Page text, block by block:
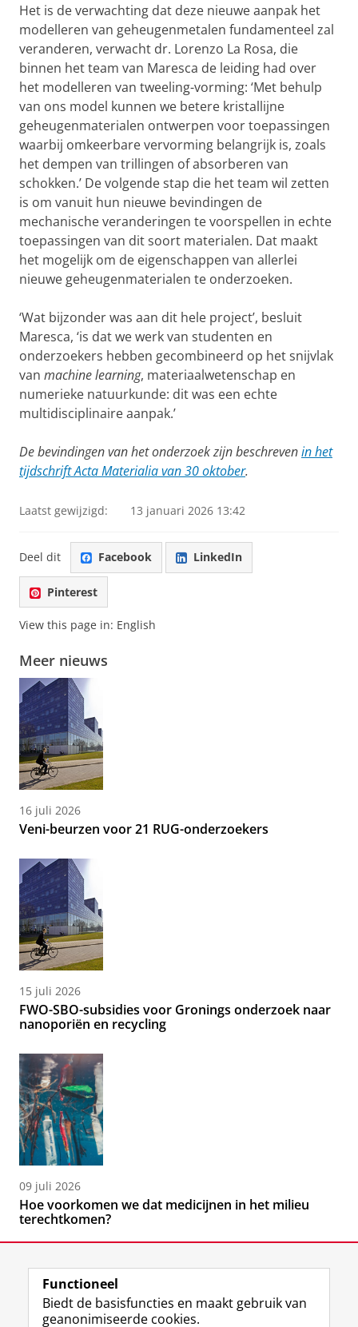
Het is de verwachting dat deze nieuwe aanpak het
modelleren van geheugenmetalen fundamenteel zal
veranderen, verwacht dr. Lorenzo La Rosa, die
binnen het team van Maresca de leiding had over
het modelleren van tweeling-vorming: ‘Met behulp
van ons model kunnen we betere kristallijne
geheugenmaterialen ontwerpen voor toepassingen
waarbij omkeerbare vervorming belangrijk is, zoals
het dempen van trillingen of absorberen van
schokken.’ De volgende stap die het team wil zetten
is om vanuit hun nieuwe bevindingen de
mechanische veranderingen te voorspellen in echte
toepassingen van dit soort materialen. Dat maakt
het mogelijk om de eigenschappen van allerlei
nieuwe geheugenmaterialen te onderzoeken.
‘Wat bijzonder was aan dit hele project’, besluit
Maresca, ‘is dat we werk van studenten en
onderzoekers hebben gecombineerd op het snijvlak
van machine learning, materiaalwetenschap en
numerieke natuurkunde: dit was een echte
multidisciplinaire aanpak.’
De bevindingen van het onderzoek zijn beschrevenin het
tijdschrift Acta Materialia van 30 oktober.
Laatst gewijzigd: 13 januari 2026 13:42
Deel dit Facebook LinkedIn
Pinterest
View this page in: English
Meer nieuws
16 juli 2026
Veni-beurzen voor 21 RUG-onderzoekers
15 juli 2026
FWO-SBO-subsidies voor Gronings onderzoek naar
nanoporiën en recycling
09 juli 2026
Hoe voorkomen we dat medicijnen in het milieu
terechtkomen?
Functioneel
Biedt de basisfuncties en maakt gebruik van
geanonimiseerde cookies.